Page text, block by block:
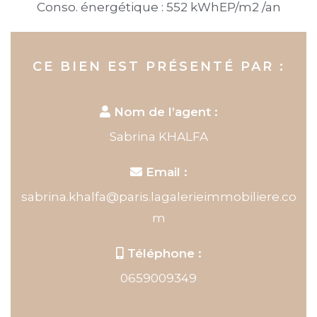
Conso. énergétique : 552 kWhEP/m2 /an
CE BIEN EST PRÉSENTÉ PAR :
Nom de l’agent :
Sabrina KHALFA
Email :
sabrina.khalfa@paris.lagalerieimmobiliere.co
m
Téléphone :
0659009349